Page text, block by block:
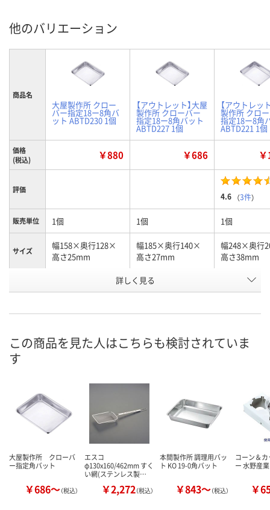
他のバリエーション
商品名
大屋製作所 クロー
バー指定18ー8角バ
ット ABTD230 1個
【アウトレット】大屋
製作所 クローバー
指定18ー8角バット
ABTD227 1個
【アウトレッ
製作所 クロ
指定18ー8角
ABTD221 1個
価格
(税込)
￥880 ￥686
評価
4.6 （3件）
販売単位 1個 1個 1個
サイズ
幅158×奥行128×
高さ25mm
幅185×奥行140×
高さ27mm
幅248×奥行
高さ38mm
1020321 1025701
詳しく見る
この商品を見た人はこちらも検討されていま
す
大屋製作所 クローバ
ー指定角バット
￥686～（税込）
エスコ
φ130x160/462mm すく
い網(ステンレス製…
￥2,272（税込）
本間製作所 調理用バッ
ト KO 19-0角バット
￥843～（税込）
コーン＆
ー 水野産業
￥